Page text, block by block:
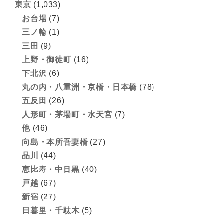
東京 (1,033)
お台場 (7)
三ノ輪 (1)
三田 (9)
上野・御徒町 (16)
下北沢 (6)
丸の内・八重洲・京橋・日本橋 (78)
五反田 (26)
人形町・茅場町・水天宮 (7)
他(46)
向島・本所吾妻橋 (27)
品川
(44)
恵比寿・中目黒 (40)
戸越 (67)
新宿 (27)
日暮里・千駄木 (5)